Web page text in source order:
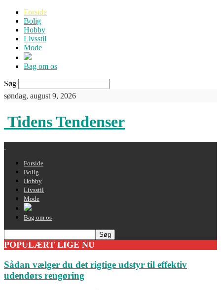
Forside
Bolig
Hobby
Livsstil
Mode
Bag om os
Søg
søndag, august 9, 2026
Tidens Tendenser
Forside
Bolig
Hobby
Livsstil
Mode
Bag om os
POPULÆRT LIGE NU
Sådan vælger du det rigtige udstyr til effektiv
udendørs rengøring